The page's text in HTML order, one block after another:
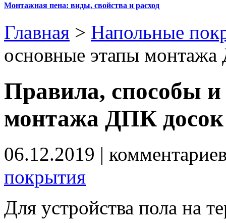
Монтажная пена: виды, свойства и расход
Главная > Напольные
основные этапы
Правила, способы
монтажа ДПК досок
06.12.2019 |
покрытия
Для устройства пола на